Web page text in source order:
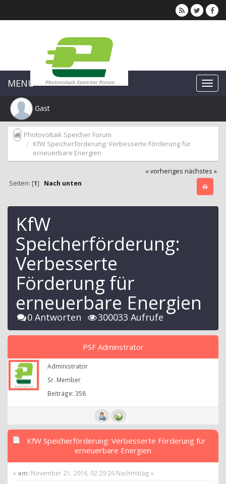
MENU
Gast
Photovoltaik Speicher Forum
KfW Speicherförderung: Verbesserte Förderung für
erneuerbare Energien
« vorheriges nächstes »
Seiten: [1] Nach unten
KfW
Speicherförderung:
Verbesserte
Förderung für
erneuerbare Energien
0 Antworten 300033 Aufrufe
PSF Adminstrator
Administrator
Sr. Member
Beiträge: 358
KfW Speicherförderung: Verbesserte Förderung für
erneuerbare Energien
« am: November 21, 2016, 02:29:26 Nachmittag »